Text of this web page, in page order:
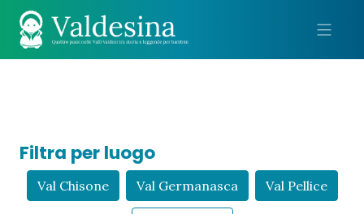
Filtra per luogo
Val Chisone Val Germanasca Val Pellice